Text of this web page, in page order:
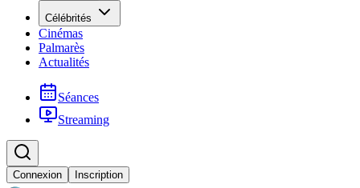
Célébrités
Cinémas
Palmarès
Actualités
Séances
Streaming
Connexion Inscription